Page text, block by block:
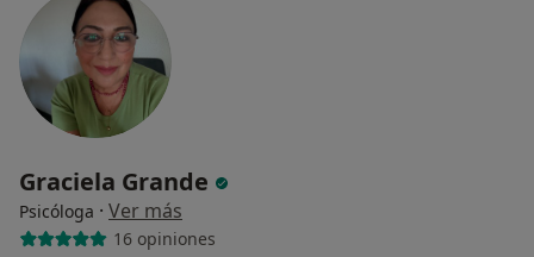
Graciela Grande
Psicóloga · Ver más
16 opiniones